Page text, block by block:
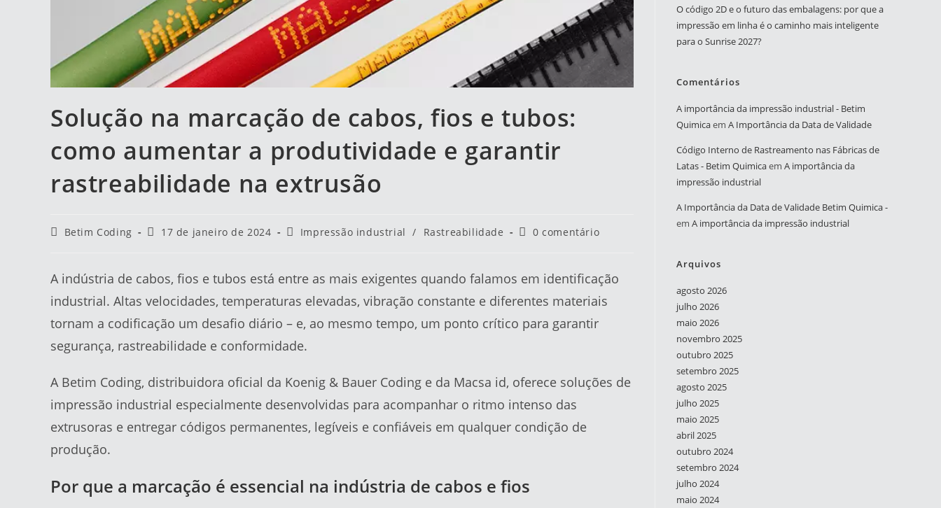
Solução na marcação de cabos, fios e tubos:
como aumentar a produtividade e garantir
rastreabilidade na extrusão
Betim Coding 17 de janeiro de 2024 Impressão industrial / Rastreabilidade 0 comentário
A indústria de cabos, fios e tubos está entre as mais exigentes quando falamos em identificação
industrial. Altas velocidades, temperaturas elevadas, vibração constante e diferentes materiais
tornam a codificação um desafio diário – e, ao mesmo tempo, um ponto crítico para garantir
segurança, rastreabilidade e conformidade.
A Betim Coding, distribuidora oficial da Koenig & Bauer Coding e da Macsa id, oferece soluções de
impressão industrial especialmente desenvolvidas para acompanhar o ritmo intenso das
extrusoras e entregar códigos permanentes, legíveis e confiáveis em qualquer condição de
produção.
Por que a marcação é essencial na indústria de cabos e fios
O código 2D e o futuro das embalagens: por que a
impressão em linha é o caminho mais inteligente
para o Sunrise 2027?
Comentários
A importância da impressão industrial - Betim
Quimicaem A Importância da Data de Validade
Código Interno de Rastreamento nas Fábricas de
Latas - Betim Quimicaem A importância da
impressão industrial
A Importância da Data de Validade Betim Quimica -
em A importância da impressão industrial
Arquivos
agosto 2026
julho 2026
maio 2026
novembro 2025
outubro 2025
setembro 2025
agosto 2025
julho 2025
maio 2025
abril 2025
outubro 2024
setembro 2024
julho 2024
maio 2024